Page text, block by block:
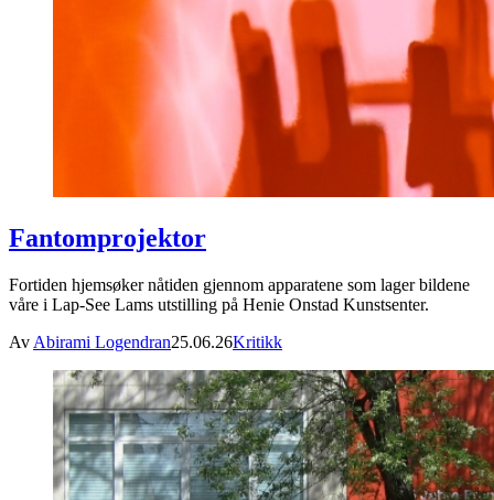
Fantomprojektor
Fortiden hjemsøker nåtiden gjennom apparatene som lager bildene
våre i Lap-See Lams utstilling på Henie Onstad Kunstsenter.
Av Abirami Logendran25.06.26Kritikk